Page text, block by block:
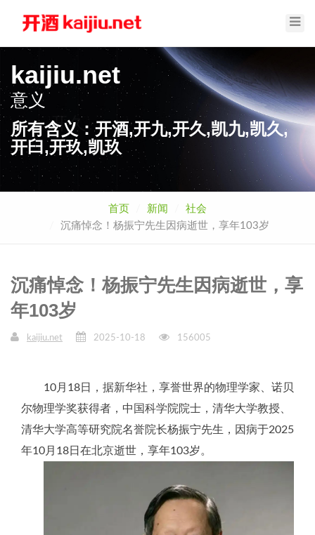
kaijiu.net
意义 开久
所有含义：开酒,开九,开久,凯九,凯久,
开臼,开玖,凯玖
首页 新闻
社会
沉痛悼念！杨振宁先生因病逝世，享年103岁
沉痛悼念！杨振宁先生因病逝世，享
年103岁
kaijiu.net 2025-10-18 156005
10月18日，据新华社，享誉世界的物理学家、诺贝
尔物理学奖获得者，中国科学院院士，清华大学教授、
清华大学高等研究院名誉院长杨振宁先生，因病于2025
年10月18日在北京逝世，享年103岁。